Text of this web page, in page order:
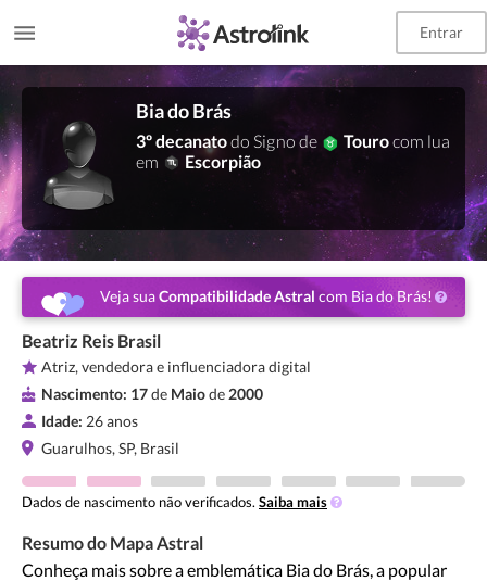
Entrar
Bia do Brás
3º decanatodo Signo de Tourocom lua
em
Escorpião
Veja suaCompatibilidade Astral com Bia do Brás!
Beatriz Reis Brasil
Atriz, vendedora e influenciadora digital
Nascimento: 17de Maiode 2000
Idade: 26 anos
Guarulhos, SP, Brasil
Dados de nascimento não verificados. Saiba mais
Resumo do Mapa Astral
Conheça mais sobre a emblemática Bia do Brás, a popular